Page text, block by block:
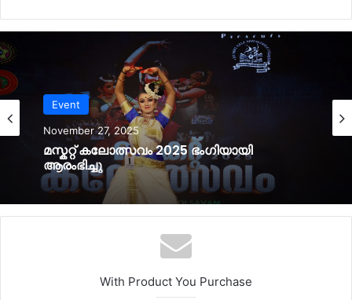
Event
November 27, 2025
മസ്കറ്റ് കലോത്സവം 2025 ഭംഗിയായി
ആരംഭിച്ചു
With Product You Purchase